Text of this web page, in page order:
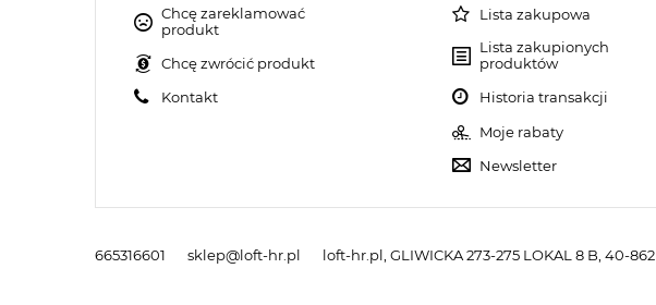
Chcę zareklamować
produkt
Chcę zwrócić produkt
Kontakt
Lista zakupowa
Lista zakupionych
produktów
Historia transakcji
Moje rabaty
Newsletter
665316601 sklep@loft-hr.pl loft-hr.pl GLIWICKA 273-275 LOKAL 8 B 40-862